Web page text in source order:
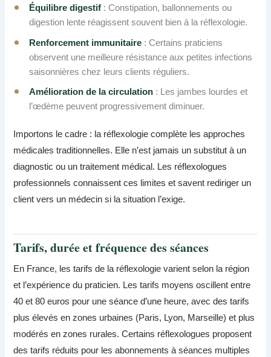
Équilibre digestif : Constipation, ballonnements ou
digestion lente réagissent souvent bien à la réflexologie.
Renforcement immunitaire : Certains praticiens
observent une meilleure résistance aux petites infections
saisonnières chez leurs clients réguliers.
Amélioration de la circulation : Les jambes lourdes et
l’œdème peuvent progressivement diminuer.
Importons le cadre : la réflexologie complète les approches
médicales traditionnelles. Elle n’est jamais un substitut à un
diagnostic ou un traitement médical. Les réflexologues
professionnels connaissent ces limites et savent rediriger un
client vers un médecin si la situation l’exige.
Tarifs, durée et fréquence des séances
En France, les tarifs de la réflexologie varient selon la région
et l’expérience du praticien. Les tarifs moyens oscillent entre
40 et 80 euros pour une séance d’une heure, avec des tarifs
plus élevés en zones urbaines (Paris, Lyon, Marseille) et plus
modérés en zones rurales. Certains réflexologues proposent
des tarifs réduits pour les abonnements à séances multiples